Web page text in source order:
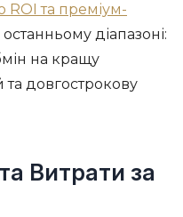
ROI та преміум-
діапазоні:
на кращу
та довгострокову
Витрати за